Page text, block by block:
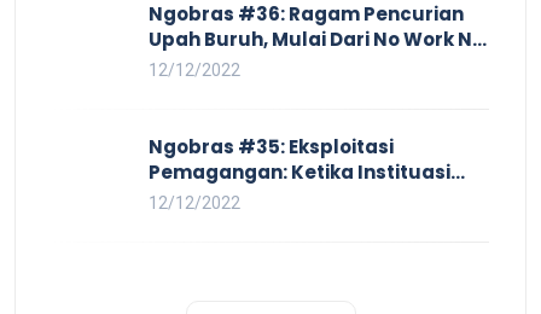
Ngobras #36: Ragam Pencurian
Upah Buruh, Mulai Dari No Work No
Pay Hingga Skorsing
12/12/2022
Ngobras #35: Eksploitasi
Pemagangan: Ketika Instituasi
Pendidikan Tunduk pada Hilir
12/12/2022